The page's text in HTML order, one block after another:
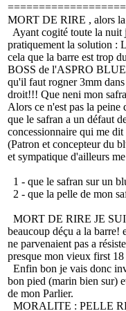
MORT DE RIRE , alors la
Ayant cogité toute la nuit
pratiquement la solution :
cela que la barre est trop
BOSS de l'ASPRO
qu'il faut rogner 3mm
droit!!! Que neni mon
Alors ce n'est pas la
que le safran a un défaut
concessionnaire qui me
(Patron et concepteur du
et sympatique d'ailleurs
1 - que le safran sur un
2 - que la pelle de mon
MORT DE RIRE JE
beaucoup déçu a la barre!
ne parvenaient pas a
presque mon vieux first 18
Enfin bon je vais donc
bon pied (marin bien sur)
de mon Parlier.
MORALITE : PELLE